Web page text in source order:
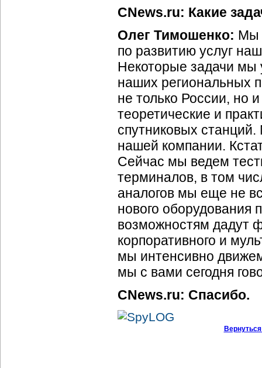
CNews.ru: Какие
Олег Тимошенко: Мы
по развитию услуг
Некоторые задачи мы
наших региональных
не только России, но
теоретические и
спутниковых
нашей компании.
Сейчас мы ведем
терминалов, в том
аналогов мы еще не
нового оборудования
возможностям дадут
корпоративного и
мы интенсивно
мы с вами сегодня
CNews.ru: Спасибо.